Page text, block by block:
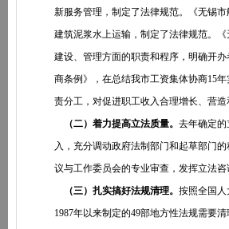
新服务管理，制定了法律规范。《无锡
建筑泥浆水上运输，制定了法律规范。
建设、管理方面的职责和程序，明确开
商条例》，在总结我市工资集体协商15
责分工，对促进职工收入合理增长、营
（二）着力提高立法质量。 去年确定
入，充分调动政府法制部门和起草部门
议与工作委员会的专业审查，发挥立法
（三）扎实搞好法规清理。 按照全国
1987年以来制定的49部地方性法规需要